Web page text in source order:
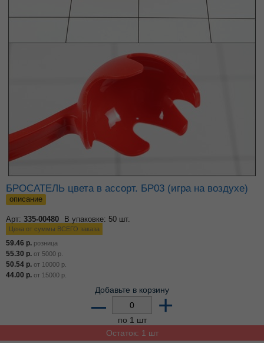
БРОСАТЕЛЬ цвета в ассорт. БР03 (игра на воздухе)
описание
Арт: 335-00480 В упаковке: 50 шт.
Цена от суммы ВСЕГО заказа
59.46 р. розница
55.30 р. от 5000 р.
50.54 р. от 10000 р.
44.00 р. от 15000 р.
Добавьте в корзину
– +
по 1 шт
Остаток: 1 шт